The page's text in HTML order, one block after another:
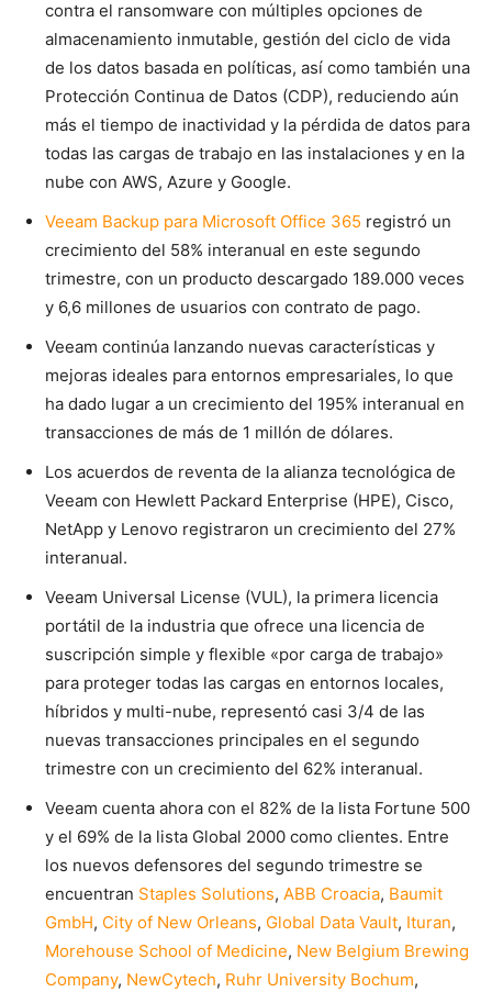
contra el ransomware con múltiples opciones de
almacenamiento inmutable, gestión del ciclo de vida
de los datos basada en políticas, así como también una
Protección Continua de Datos (CDP), reduciendo aún
más el tiempo de inactividad y la pérdida de datos para
todas las cargas de trabajo en las instalaciones y en la
nube con AWS, Azure y Google.
Veeam Backup para Microsoft Office 365 registró un
crecimiento del 58% interanual en este segundo
trimestre, con un producto descargado 189.000 veces
y 6,6 millones de usuarios con contrato de pago.
Veeam continúa lanzando nuevas características y
mejoras ideales para entornos empresariales, lo que
ha dado lugar a un crecimiento del 195% interanual en
transacciones de más de 1 millón de dólares.
Los acuerdos de reventa de la alianza tecnológica de
Veeam con Hewlett Packard Enterprise (HPE), Cisco,
NetApp y Lenovo registraron un crecimiento del 27%
interanual.
Veeam Universal License (VUL), la primera licencia
portátil de la industria que ofrece una licencia de
suscripción simple y flexible «por carga de trabajo»
para proteger todas las cargas en entornos locales,
híbridos y multi-nube, representó casi 3/4 de las
nuevas transacciones principales en el segundo
trimestre con un crecimiento del 62% interanual.
Veeam cuenta ahora con el 82% de la lista Fortune 500
y el 69% de la lista Global 2000 como clientes. Entre
los nuevos defensores del segundo trimestre se
encuentran Staples Solutions, ABB Croacia, Baumit
GmbH, City of New Orleans, Global Data Vault, Ituran,
Morehouse School of Medicine, New Belgium Brewing
Company, NewCytech, Ruhr University Bochum,